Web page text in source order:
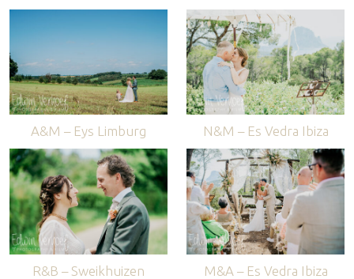
A&M – Eys Limburg N&M – Es Vedra Ibiza
R&B – Sweikhuizen
M&A – Es Vedra Ibiza